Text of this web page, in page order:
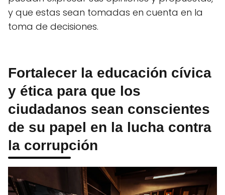
y que estas sean tomadas en cuenta en la
toma de decisiones.
Fortalecer la educación cívica
y ética para que los
ciudadanos sean conscientes
de su papel en la lucha contra
la corrupción